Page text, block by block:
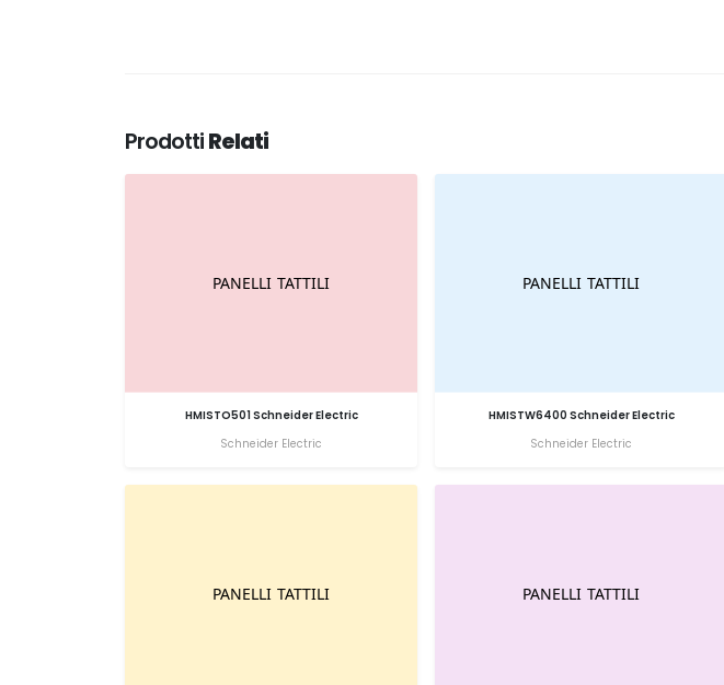
ProdottiRelati
HMISTO501 Schneider Electric
Schneider Electric
HMISTW6400 Schneider Electric
Schneider Electric